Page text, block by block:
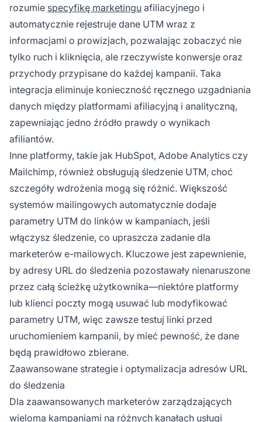
rozumie specyfikę marketingu afiliacyjnego i
automatycznie rejestruje dane UTM wraz z
informacjami o prowizjach, pozwalając zobaczyć nie
tylko ruch i kliknięcia, ale rzeczywiste konwersje oraz
przychody przypisane do każdej kampanii. Taka
integracja eliminuje konieczność ręcznego uzgadniania
danych między platformami afiliacyjną i analityczną,
zapewniając jedno źródło prawdy o wynikach
afiliantów.
Inne platformy, takie jak HubSpot, Adobe Analytics czy
Mailchimp, również obsługują śledzenie UTM, choć
szczegóły wdrożenia mogą się różnić. Większość
systemów mailingowych automatycznie dodaje
parametry UTM do linków w kampaniach, jeśli
włączysz śledzenie, co upraszcza zadanie dla
marketerów e-mailowych. Kluczowe jest zapewnienie,
by adresy URL do śledzenia pozostawały nienaruszone
przez całą ścieżkę użytkownika—niektóre platformy
lub klienci poczty mogą usuwać lub modyfikować
parametry UTM, więc zawsze testuj linki przed
uruchomieniem kampanii, by mieć pewność, że dane
będą prawidłowo zbierane.
Zaawansowane strategie i optymalizacja adresów URL
do śledzenia
Dla zaawansowanych marketerów zarządzających
wieloma kampaniami na różnych kanałach usługi